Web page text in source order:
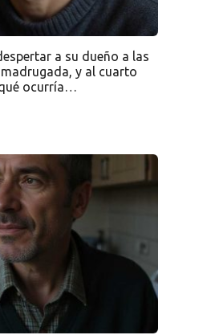
a su dueño a las
y al cuarto
ocurría…